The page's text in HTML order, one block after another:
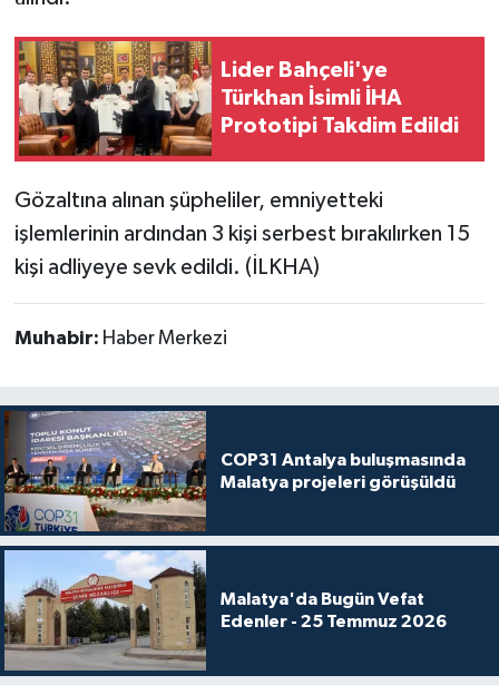
Lider Bahçeli'ye
Türkhan İsimli İHA
Prototipi Takdim Edildi
Gözaltına alınan şüpheliler, emniyetteki
işlemlerinin ardından 3 kişi serbest bırakılırken 15
kişi adliyeye sevk edildi. (İLKHA)
Muhabir: Haber Merkezi
COP31 Antalya buluşmasında
Malatya projeleri görüşüldü
Malatya'da Bugün Vefat
Edenler - 25 Temmuz 2026